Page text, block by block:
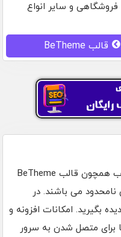
و سایر انواع
قالب BeTheme
تمام فایل های ارئه شده در پلاگین یاب همچون قالب BeTheme
می باشند. در
بگیرید. امکانات افزونه و
برای متصل شدن به سرور